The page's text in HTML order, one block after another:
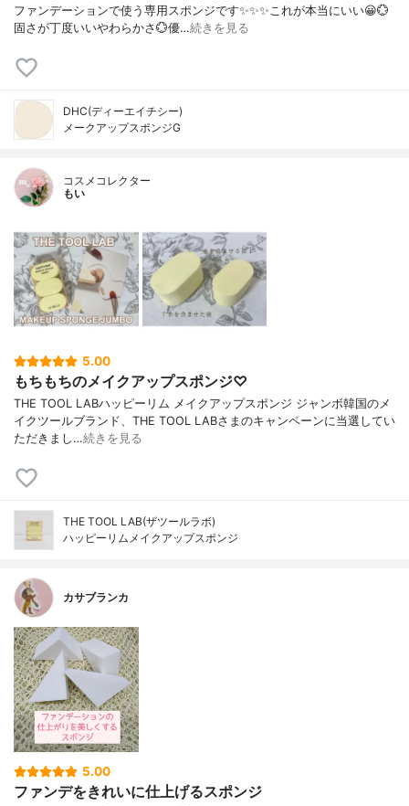
ファンデーションで使う専用スポンジです✨✨✨これが本当にいい😀💮
固さが丁度いいやわらかさ💮優…続きを見る
DHC(ディーエイチシー)
メークアップスポンジG
コスメコレクター
もい
5.00
もちもちのメイクアップスポンジ♡
THE TOOL LABハッピーリム メイクアップスポンジ ジャンボ韓国のメ
イクツールブランド、THE TOOL LABさまのキャンペーンに当選してい
ただきまし…続きを見る
THE TOOL LAB(ザツールラボ)
ハッピーリムメイクアップスポンジ
カサブランカ
5.00
ファンデをきれいに仕上げるスポンジ